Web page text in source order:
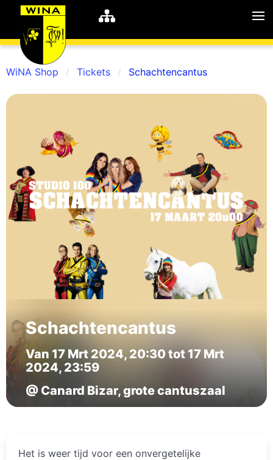
WiNA MyWiNA
Career
Studie
Home
Schachten
WiNA Shop Tickets Schachtencantus
Schachtencantus
Van 17 Mrt 2024, 20:30 tot 17 Mrt
2024, 23:59
@ Canard Bizar, grote cantuszaal
Het is weer tijd voor een onvergetelijke